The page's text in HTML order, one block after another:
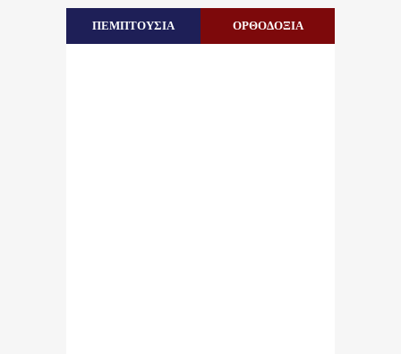
ΠΕΜΠΤΟΥΣΙΑ ΟΡΘΟΔΟΞΙΑ